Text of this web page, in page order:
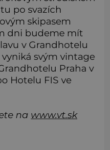
po svazích
skipasem
dni budeme mít
v Grandhotelu
svým vintage
Praha v
Hotelu FIS ve
na www.vt.sk